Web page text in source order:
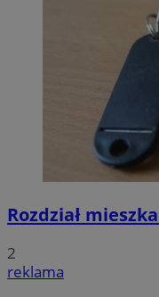
Rozdział
2
reklama